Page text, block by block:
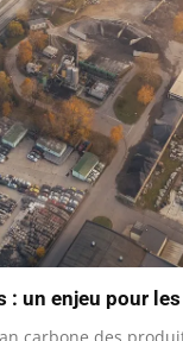
: un enjeu pour